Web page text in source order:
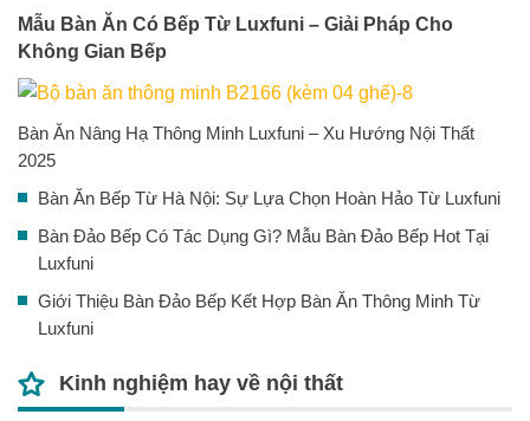
Mẫu Bàn Ăn Có Bếp Từ Luxfuni – Giải Pháp Cho
Không Gian Bếp
Bàn Ăn Nâng Hạ Thông Minh Luxfuni – Xu Hướng Nội Thất
2025
Bàn Ăn Bếp Từ Hà Nội: Sự Lựa Chọn Hoàn Hảo Từ Luxfuni
Bàn Đảo Bếp Có Tác Dụng Gì? Mẫu Bàn Đảo Bếp Hot Tại
Luxfuni
Giới Thiệu Bàn Đảo Bếp Kết Hợp Bàn Ăn Thông Minh Từ
Luxfuni
Kinh nghiệm hay về nội thất